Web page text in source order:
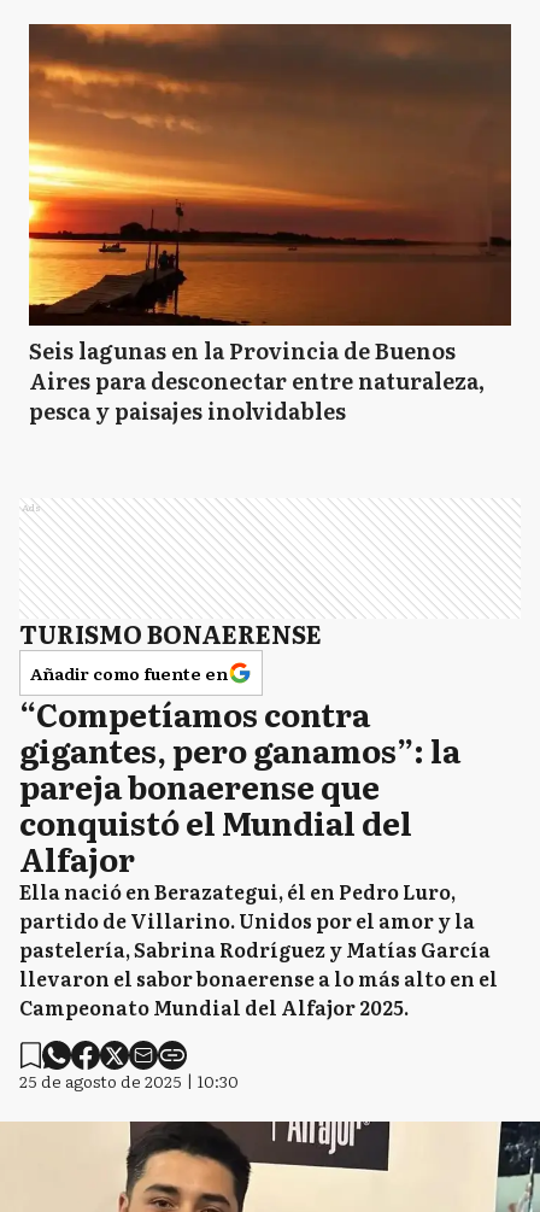
Seis lagunas en la Provincia de Buenos
Aires para desconectar entre naturaleza,
pesca y paisajes inolvidables
Ads
TURISMO BONAERENSE
Añadir como fuente en
“Competíamos contra
gigantes, pero ganamos”: la
pareja bonaerense que
conquistó el Mundial del
Alfajor
Ella nació en Berazategui, él en Pedro Luro,
partido de Villarino. Unidos por el amor y la
pastelería, Sabrina Rodríguez y Matías García
llevaron el sabor bonaerense a lo más alto en el
Campeonato Mundial del Alfajor 2025.
25 de agosto de 2025 | 10:30